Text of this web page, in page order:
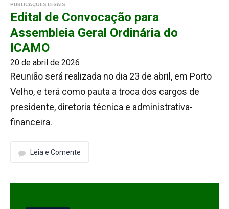
PUBLICAÇÕES LEGAIS
Edital de Convocação para
Assembleia Geral Ordinária do
ICAMO
20 de abril de 2026
Reunião será realizada no dia 23 de abril, em Porto
Velho, e terá como pauta a troca dos cargos de
presidente, diretoria técnica e administrativa-
financeira.
Leia e Comente